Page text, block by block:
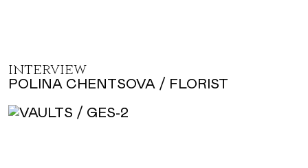
INTERVIEW
POLINA CHENTSOVA / FLORIST